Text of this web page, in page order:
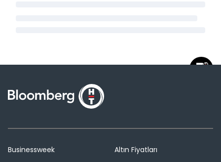
Businessweek
Altın Fiyatları